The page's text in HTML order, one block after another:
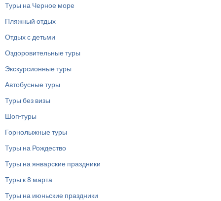
Туры на Черное море
Пляжный отдых
Отдых с детьми
Оздоровительные туры
Экскурсионные туры
Автобусные туры
Туры без визы
Шоп-туры
Горнолыжные туры
Туры на Рождество
Туры на январские праздники
Туры к 8 марта
Туры на июньские праздники